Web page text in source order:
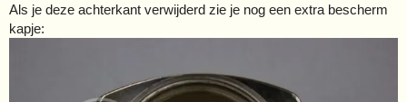
Als je deze achterkant verwijderd zie je nog een extra bescherm
kapje: